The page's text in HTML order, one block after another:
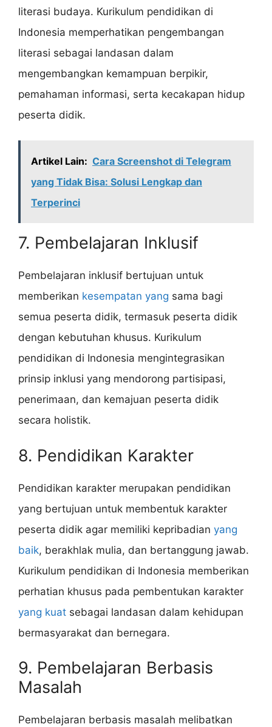
literasi budaya. Kurikulum pendidikan di
Indonesia memperhatikan pengembangan
literasi sebagai landasan dalam
mengembangkan kemampuan berpikir,
pemahaman informasi, serta kecakapan hidup
peserta didik.
Artikel Lain: Cara Screenshot di Telegram
yang Tidak Bisa: Solusi Lengkap dan
Terperinci
7. Pembelajaran Inklusif
Pembelajaran inklusif bertujuan untuk
memberikan kesempatan yang sama bagi
semua peserta didik, termasuk peserta didik
dengan kebutuhan khusus. Kurikulum
pendidikan di Indonesia mengintegrasikan
prinsip inklusi yang mendorong partisipasi,
penerimaan, dan kemajuan peserta didik
secara holistik.
8. Pendidikan Karakter
Pendidikan karakter merupakan pendidikan
yang bertujuan untuk membentuk karakter
peserta didik agar memiliki kepribadian yang
baik, berakhlak mulia, dan bertanggung jawab.
Kurikulum pendidikan di Indonesia memberikan
perhatian khusus pada pembentukan karakter
yang kuat sebagai landasan dalam kehidupan
bermasyarakat dan bernegara.
9. Pembelajaran Berbasis
Masalah
Pembelajaran berbasis masalah melibatkan